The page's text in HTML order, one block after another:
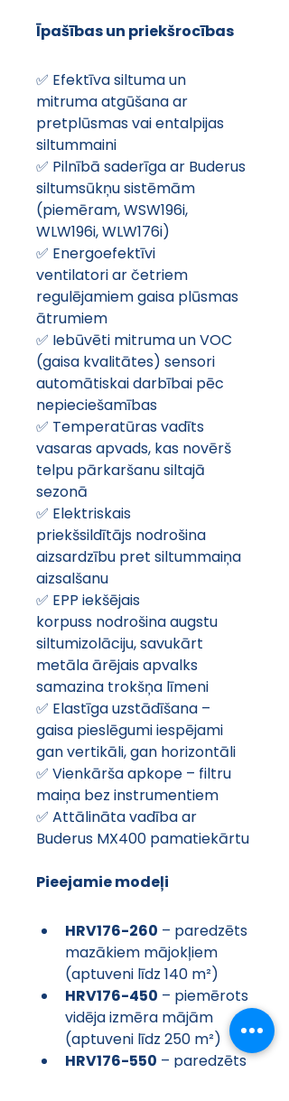
Īpašības un priekšrocības
✅ Efektīva siltuma un
mitruma atgūšana ar
pretplūsmas vai entalpijas
siltummaini
✅ Pilnībā saderīga ar Buderus
siltumsūkņu sistēmām
(piemēram, WSW196i,
WLW196i, WLW176i)
✅ Energoefektīvi
ventilatori ar četriem
regulējamiem gaisa plūsmas
ātrumiem
✅ Iebūvēti mitruma un VOC
(gaisa kvalitātes) sensori
automātiskai darbībai pēc
nepieciešamības
✅ Temperatūras vadīts
vasaras apvads, kas novērš
telpu pārkaršanu siltajā
sezonā
✅ Elektriskais
priekšsildītājs nodrošina
aizsardzību pret siltummaiņa
aizsalšanu
✅ EPP iekšējais
korpuss nodrošina augstu
siltumizolāciju, savukārt
metāla ārējais apvalks
samazina trokšņa līmeni
✅ Elastīga uzstādīšana –
gaisa pieslēgumi iespējami
gan vertikāli, gan horizontāli
✅ Vienkārša apkope – filtru
maiņa bez instrumentiem
✅ Attālināta vadība ar
Buderus MX400 pamatiekārtu
Pieejamie modeļi
HRV176-260 – paredzēts
mazākiem mājokļiem
(aptuveni līdz 140 m²)
HRV176-450 – piemērots
vidēja izmēra mājām
(aptuveni līdz 250 m²)
HRV176-550 – paredzēts